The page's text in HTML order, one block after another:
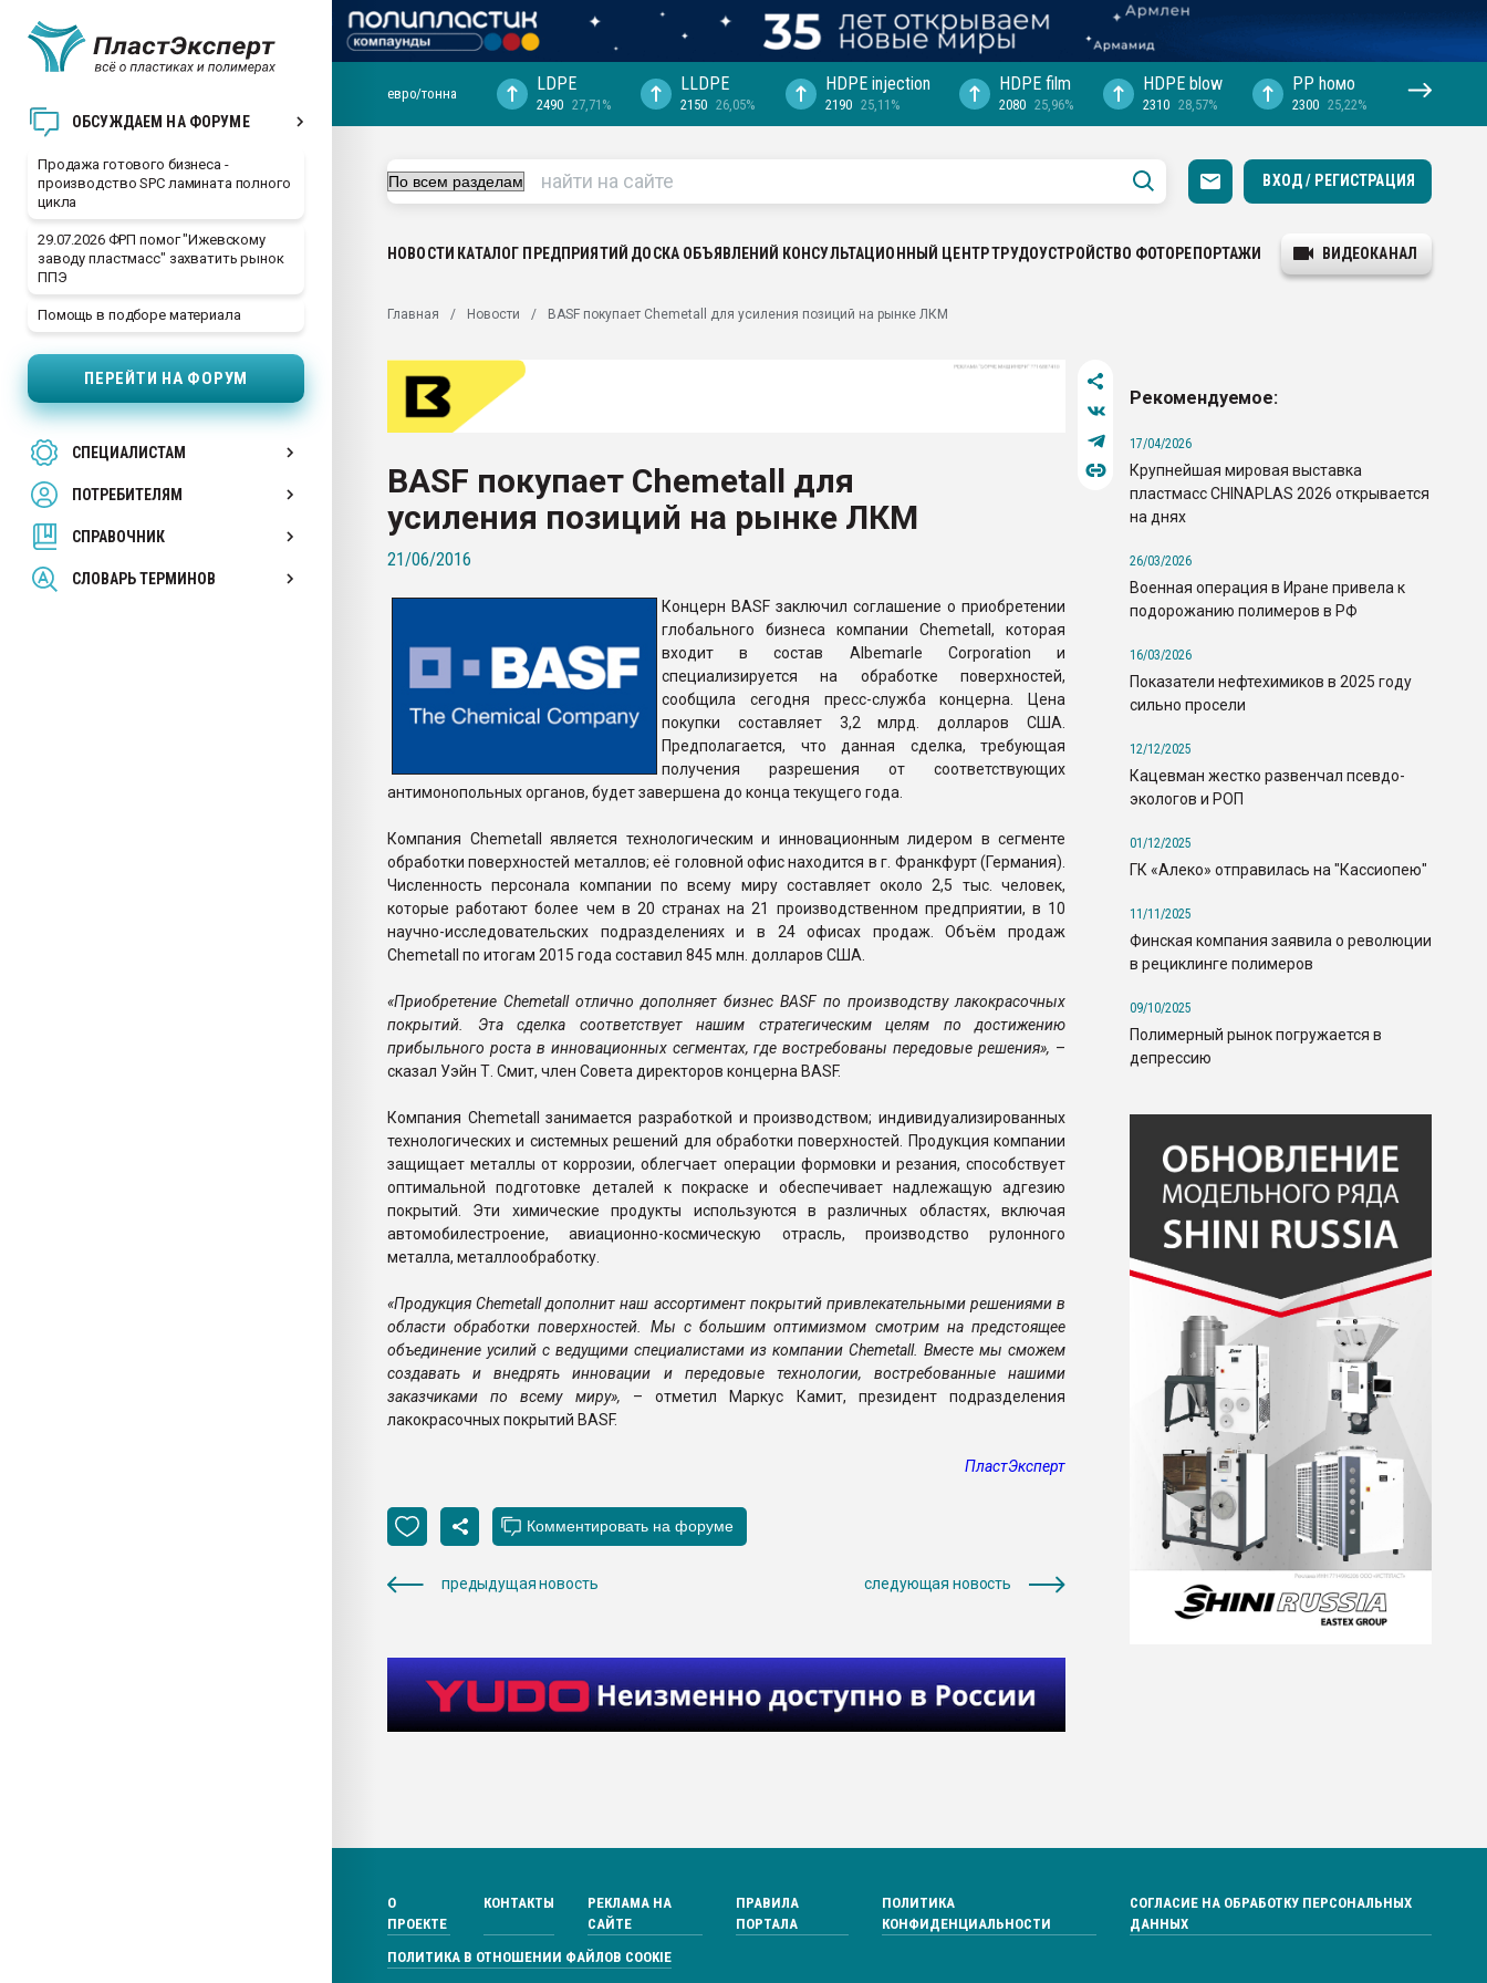
ОБСУЖДАЕМ НА ФОРУМЕ
Продажа готового бизнеса -
производство SPC ламината полного
цикла
29.07.2026 ФРП помог "Ижевскому
заводу пластмасс" захватить рынок
ППЭ
Помощь в подборе материала
ПЕРЕЙТИ НА ФОРУМ
СПЕЦИАЛИСТАМ
ПОТРЕБИТЕЛЯМ
СПРАВОЧНИК
СЛОВАРЬ ТЕРМИНОВ
28.07.2026 "Технониколь" довольна
Всё, что касается выдува ПЭТ
Материал поверхности пуансона для
Продам отходы Композиция
поликарбоната и АБС-пластика
Armaloy PC/ABS-1IM черный цвет
Профильная литература. Продажа,
покупка, обмен
евро/тонна LDPE
2490 27,71%
LLDPE
2150 26,05%
HDPE injection
2190 25,11%
HDPE film
2080 25,96%
HDPE blow
2310 28,57%
PP hомо
2300 25,22%
ВХОД / РЕГИСТРАЦИЯ
НОВОСТИ КАТАЛОГ ПРЕДПРИЯТИЙ ДОСКА ОБЪЯВЛЕНИЙ КОНСУЛЬТАЦИОННЫЙ ЦЕНТРТРУДОУСТРОЙСТВО ФОТОРЕПОРТАЖИ ВИДЕОКАНАЛ
Главная Новости BASF покупает Chemetall для усиления позиций на рынке ЛКМ
BASF покупает Chemetall для
усиления позиций на рынке ЛКМ
21/06/2016
Концерн BASF заключил соглашение о приобретении
глобального бизнеса компании Chemetall, которая
входит в состав Albemarle Corporation и
специализируется на обработке поверхностей,
сообщила сегодня пресс-служба концерна. Цена
покупки составляет 3,2 млрд. долларов США.
Предполагается, что данная сделка, требующая
получения разрешения от соответствующих
антимонопольных органов, будет завершена до конца текущего года.
Компания Chemetall является технологическим и инновационным лидером в сегменте
обработки поверхностей металлов; её головной офис находится в г. Франкфурт (Германия).
Численность персонала компании по всему миру составляет около 2,5 тыс. человек,
которые работают более чем в 20 странах на 21 производственном предприятии, в 10
научно-исследовательских подразделениях и в 24 офисах продаж. Объём продаж
Chemetall по итогам 2015 года составил 845 млн. долларов США.
«Приобретение Chemetall отлично дополняет бизнес BASF по производству лакокрасочных
покрытий. Эта сделка соответствует нашим стратегическим целям по достижению
прибыльного роста в инновационных сегментах, где востребованы передовые решения», –
сказал Уэйн Т. Смит, член Совета директоров концерна BASF.
Компания Chemetall занимается разработкой и производством; индивидуализированных
технологических и системных решений для обработки поверхностей. Продукция компании
защищает металлы от коррозии, облегчает операции формовки и резания, способствует
оптимальной подготовке деталей к покраске и обеспечивает надлежащую адгезию
покрытий. Эти химические продукты используются в различных областях, включая
автомобилестроение, авиационно-космическую отрасль, производство рулонного
металла, металлообработку.
«Продукция Chemetall дополнит наш ассортимент покрытий привлекательными решениями в
области обработки поверхностей. Мы с большим оптимизмом смотрим на предстоящее
объединение усилий с ведущими специалистами из компании Chemetall. Вместе мы сможем
создавать и внедрять инновации и передовые технологии, востребованные нашими
заказчиками по всему миру», – отметил Маркус Камит, президент подразделения
лакокрасочных покрытий BASF.
ПластЭксперт
предыдущая новость следующая новость
Рекомендуемое:
17/04/2026
Крупнейшая мировая выставка
пластмасс CHINAPLAS 2026 открывается
на днях
26/03/2026
Военная операция в Иране привела к
подорожанию полимеров в РФ
16/03/2026
Показатели нефтехимиков в 2025 году
сильно просели
12/12/2025
Кацевман жестко развенчал псевдо-
экологов и РОП
01/12/2025
ГК «Алеко» отправилась на "Кассиопею"
11/11/2025
Финская компания заявила о революции
в рециклинге полимеров
09/10/2025
Полимерный рынок погружается в
депрессию
О
ПРОЕКТЕ
КОНТАКТЫ
РЕКЛАМА НА
САЙТЕ
ПРАВИЛА
ПОРТАЛА
ПОЛИТИКА
КОНФИДЕНЦИАЛЬНОСТИ
СОГЛАСИЕ НА ОБРАБОТКУ ПЕРСОНАЛЬНЫХ
ДАННЫХ
ПОЛИТИКА В ОТНОШЕНИИ ФАЙЛОВ COOKIE